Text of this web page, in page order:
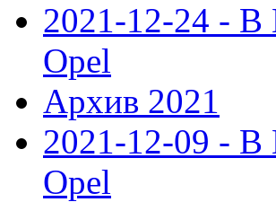
2021-12-24 - В
Opel
Архив 2021
2021-12-09 - В
Opel